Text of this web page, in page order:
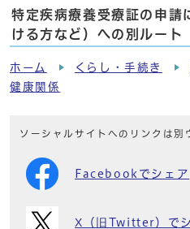
特定疾病療養受療証の申請
ける方など）への別ルート
ホーム くらし・手続き
健康関係
ソーシャルサイトへのリンクは別
Facebookでシェア
X（旧Twitter）で